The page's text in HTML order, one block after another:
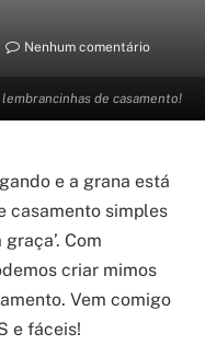
de casamento!
Nenhum comentário
e a grana está
casamento simples
Com
criar mimos
Vem comigo
e fáceis!